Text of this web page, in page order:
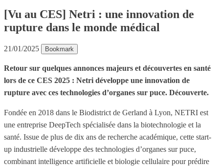
[Vu au CES] Netri : une innovation de
rupture dans le monde médical
21/01/2025 Bookmark
Retour sur quelques annonces majeurs et découvertes en santé
lors de ce CES 2025 : Netri développe une innovation de
rupture avec ces technologies d’organes sur puce. Découverte.
Fondée en 2018 dans le Biodistrict de Gerland à Lyon, NETRI est
une entreprise DeepTech spécialisée dans la biotechnologie et la
santé. Issue de plus de dix ans de recherche académique, cette start-
up industrielle développe des technologies d’organes sur puce,
combinant intelligence artificielle et biologie cellulaire pour prédire